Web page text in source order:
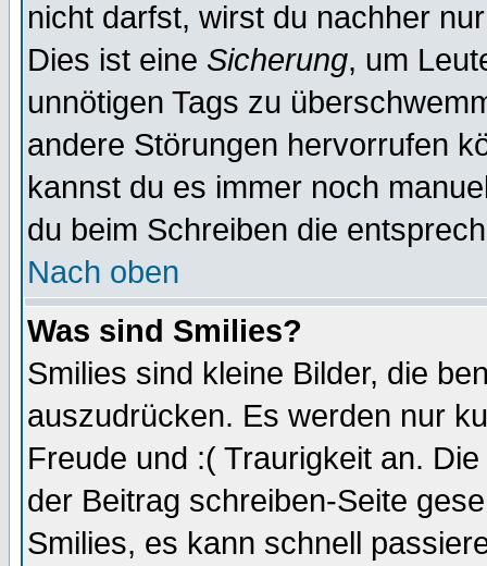
nicht darfst, wirst du nachher
Dies ist eine Sicherung, um
unnötigen Tags zu
andere Störungen hervorrufen
kannst du es immer noch
du beim Schreiben die
Nach oben
Was sind Smilies?
Smilies sind kleine Bilder, die
auszudrücken. Es werden nur
Freude und :( Traurigkeit an.
der Beitrag schreiben-Seite
Smilies, es kann schnell